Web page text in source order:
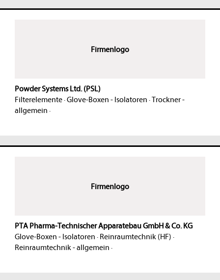
Firmenlogo
Powder Systems Ltd. (PSL)
Filterelemente·Glove-Boxen - Isolatoren ·Trockner -
allgemein ·
Firmenlogo
PTA Pharma-Technischer Apparatebau GmbH & Co. KG
Glove-Boxen - Isolatoren · Reinraumtechnik (HF) ·
Reinraumtechnik - allgemein ·